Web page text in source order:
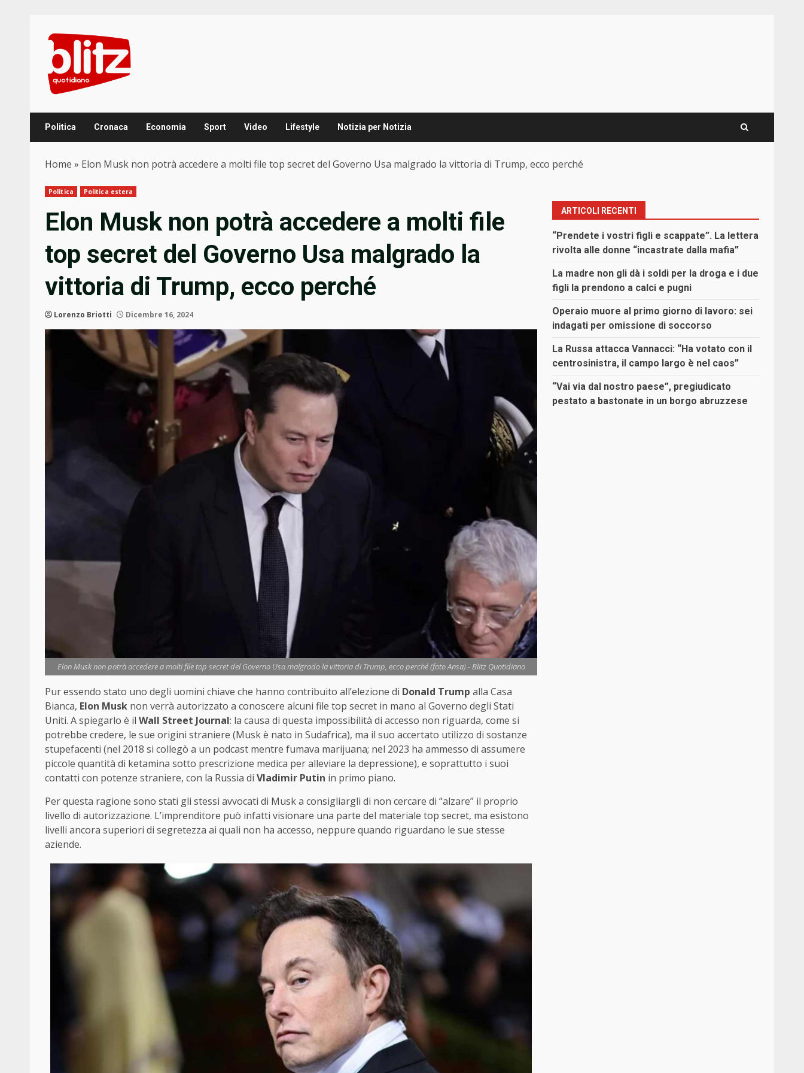
content
Politica Cronaca Economia Sport Video Lifestyle Notizia per Notizia
Home » Elon Musk non potrà accedere a molti file top secret del Governo Usa malgrado la vittoria di Trump, ecco perché
Politica Politica estera
Elon Musk non potrà accedere a molti file
top secret del Governo Usa malgrado la
vittoria di Trump, ecco perché
Lorenzo Briotti Dicembre 16, 2024
Elon Musk non potrà accedere a molti file top secret del Governo Usa malgrado la vittoria di Trump, ecco perché (foto Ansa) - Blitz Quotidiano
Pur essendo stato uno degli uomini chiave che hanno contribuito all’elezione di Donald Trump alla Casa
Bianca, Elon Musk non verrà autorizzato a conoscere alcuni file top secret in mano al Governo degli Stati
Uniti. A spiegarlo è il Wall Street Journal: la causa di questa impossibilità di accesso non riguarda, come si
potrebbe credere, le sue origini straniere (Musk è nato in Sudafrica), ma il suo accertato utilizzo di sostanze
stupefacenti (nel 2018 si collegò a un podcast mentre fumava marijuana; nel 2023 ha ammesso di assumere
piccole quantità di ketamina sotto prescrizione medica per alleviare la depressione), e soprattutto i suoi
contatti con potenze straniere, con la Russia di Vladimir Putin in primo piano.
Per questa ragione sono stati gli stessi avvocati di Musk a consigliargli di non cercare di “alzare” il proprio
livello di autorizzazione. L’imprenditore può infatti visionare una parte del materiale top secret, ma esistono
livelli ancora superiori di segretezza ai quali non ha accesso, neppure quando riguardano le sue stesse
aziende.
ARTICOLI RECENTI
“Prendete i vostri figli e scappate”. La lettera
rivolta alle donne “incastrate dalla mafia”
La madre non gli dà i soldi per la droga e i due
figli la prendono a calci e pugni
Operaio muore al primo giorno di lavoro: sei
indagati per omissione di soccorso
La Russa attacca Vannacci: “Ha votato con il
centrosinistra, il campo largo è nel caos”
“Vai via dal nostro paese”, pregiudicato
pestato a bastonate in un borgo abruzzese